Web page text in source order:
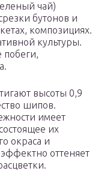
чай)
бутонов и
композициях.
культуры.
побеги,
высоты 0,9
шипов.
имеет
их
окраса и
оттеняет